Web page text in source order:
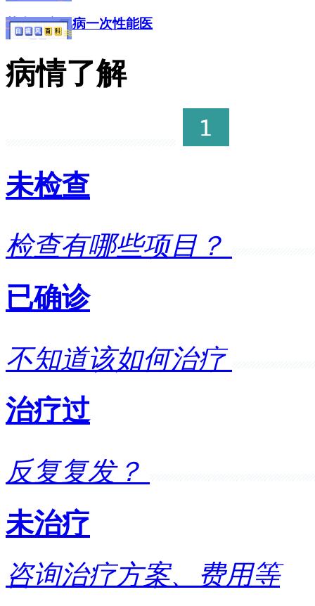
芜湖白癜风病一次性能医
芜湖脸部患有白癜风应该
芜湖脸部患有白癜风应该注意什么?白癜... [详细]
白癜风有不同的部位，身体的任何... [详细]
病情了解
未检查
检查有哪些项目？
已确诊
不知道该如何治疗
治疗过
反复复发？
未治疗
咨询治疗方案、费用等